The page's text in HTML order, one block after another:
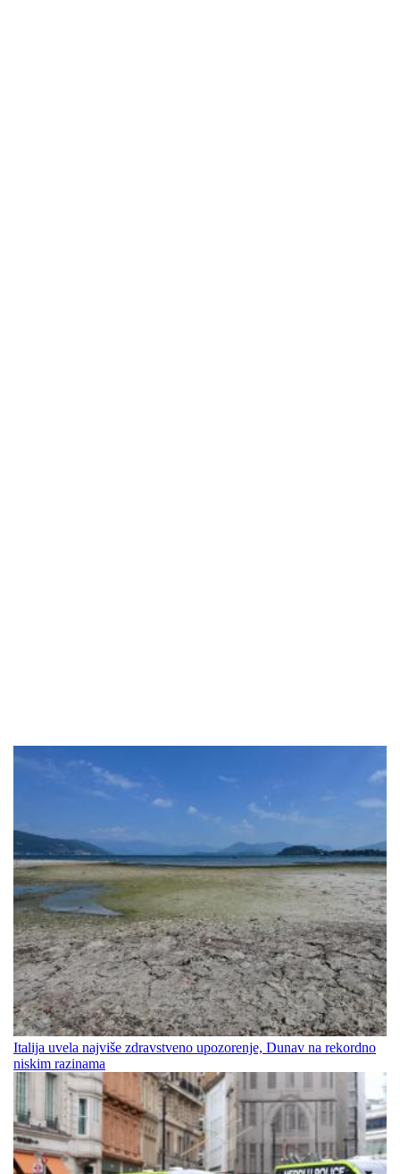
Italija uvela najviše zdravstveno upozorenje, Dunav na rekordno
niskim razinama